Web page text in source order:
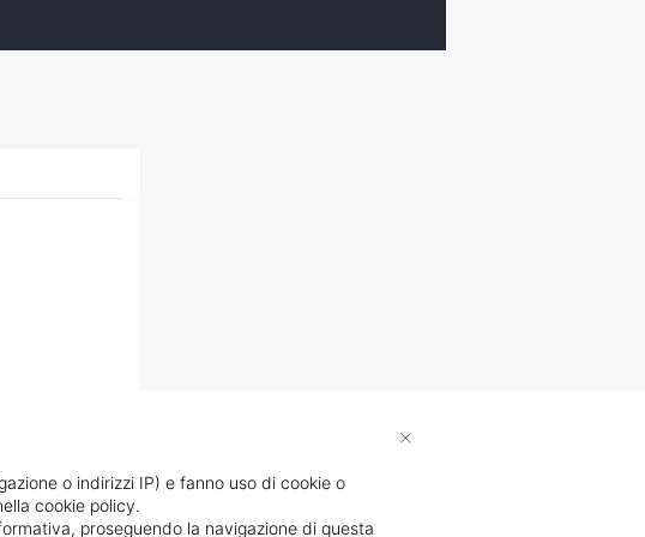
o indirizzi IP) e fanno uso di cookie o
cookie policy.
proseguendo la navigazione di questa
×